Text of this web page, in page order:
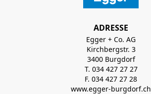
ADRESSE
Egger + Co. AG
Kirchbergstr. 3
3400 Burgdorf
T. 034 427 27 27
F. 034 427 27 28
www.egger-burgdorf.ch